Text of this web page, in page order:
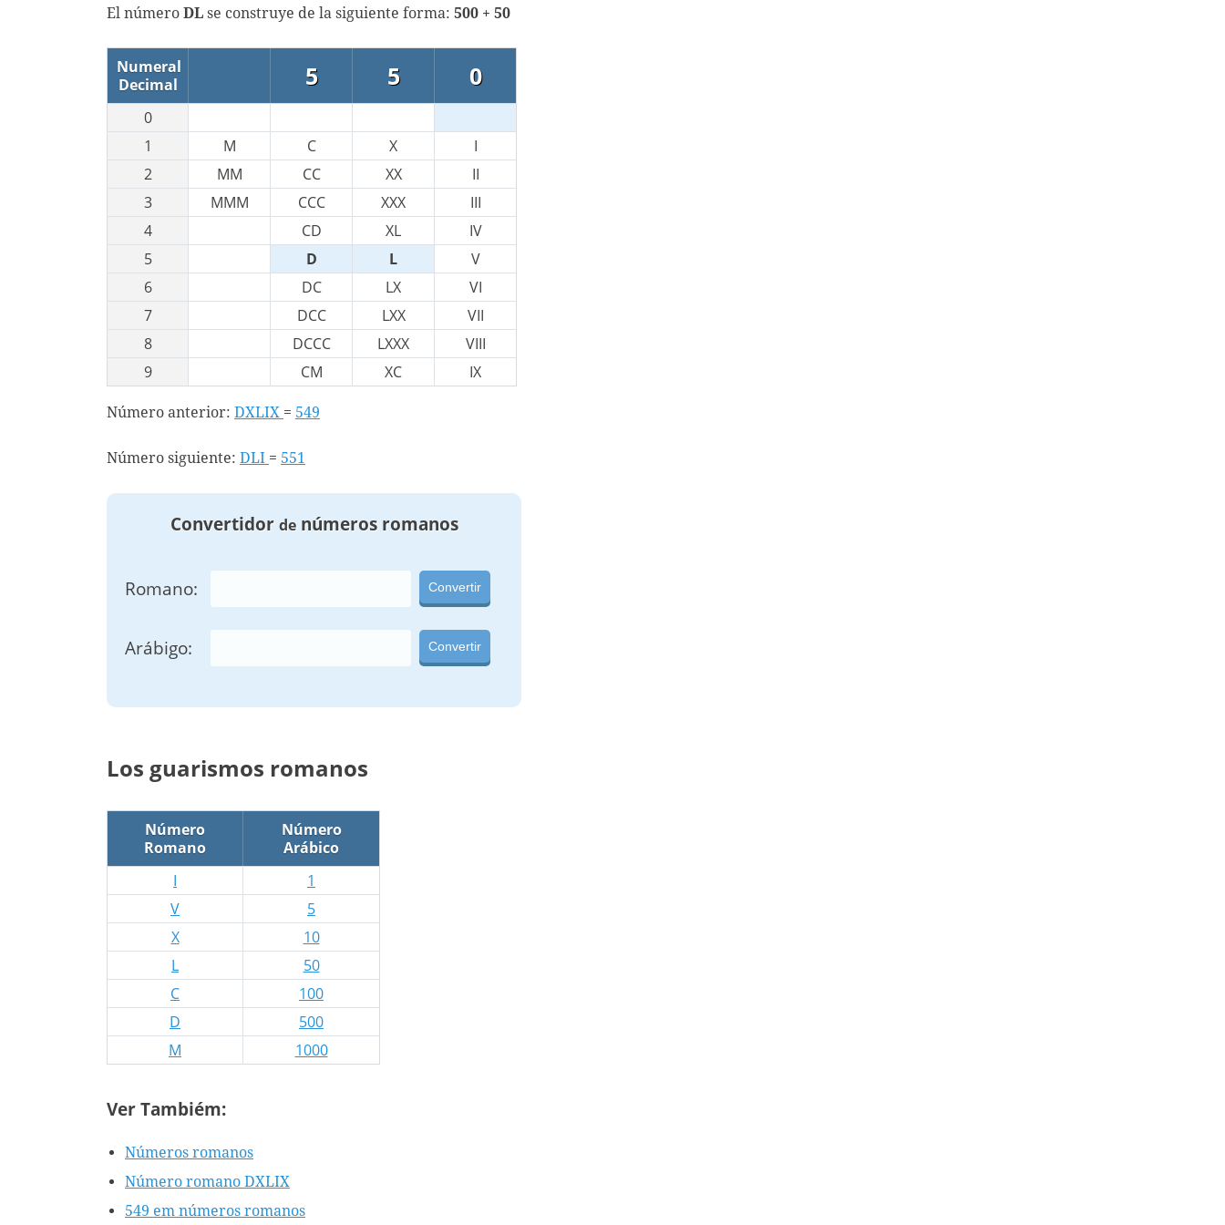
El número DL se construye de la siguiente forma: 500 + 50
Numeral
Decimal
5 5 0
0
1
M C X
I
2
MM CC XX
II
3
MMM CCC XXX
III
4
CD XL
IV
5
D L
V
6
DC LX
VI
7
DCC LXX
VII
8
DCCC LXXX
VIII
9
CM XC IX
Número anterior: DXLIX = 549
Número siguiente: DLI = 551
Convertidor denúmeros romanos
Romano: Convertir
Arábigo: Convertir
Los guarismos romanos
Número
Romano
Número
Arábico
I
1
V
5
X
10
L
50
C
100
D
500
M
1000
Ver Tambiém:
Números romanos
Número romano DXLIX
549 em números romanos